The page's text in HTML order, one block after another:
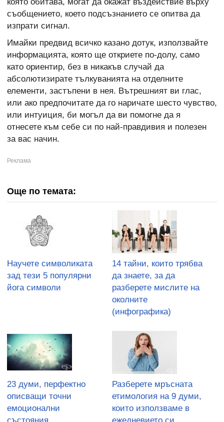
съобщението, което подсъзнанието се опитва да
изпрати сигнал.
Имайки предвид всичко казано дотук, използвайте
информацията, която ще откриете по-долу, само
като ориентир, без в никакъв случай да
абсолютизирате тълкуванията на отделните
елементи, застъпени в нея. Вътрешният ви глас,
или ако предпочитате да го наричате шесто чувство,
или интуиция, би могъл да ви помогне да я
отнесете към себе си по най-правдивия и полезен
за вас начин.
Още по темата:
Научете символиката
зад тези 5 популярни
йога символи
14 тайни, които трябва
да знаете, за да
разберете мислите на
околните
(инфографика)
23 думи, перфектно
описващи точни
емоционални
Разберете мръсната
етимология на 9 думи,
които използваме в